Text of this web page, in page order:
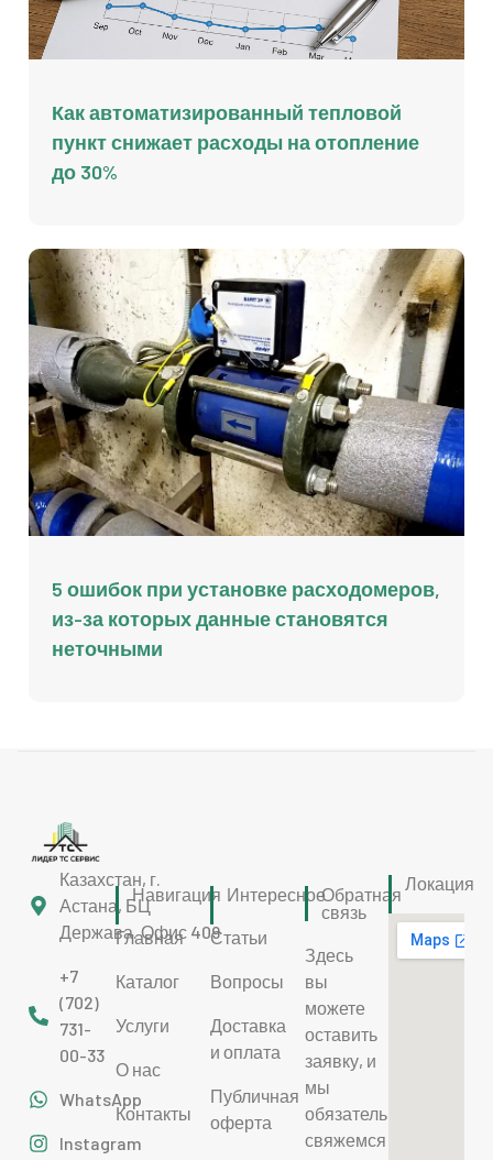
Как автоматизированный тепловой
пункт снижает расходы на отопление
до 30%
5 ошибок при установке расходомеров,
из-за которых данные становятся
неточными
Казахстан, г.
Астана, БЦ
Держава. Офис 409
+7
(702)
731-
00-33
WhatsApp
Instagram
Навигация
Главная
Каталог
Услуги
О нас
Контакты
Интересное
Статьи
Вопросы
Доставка
и оплата
Публичная
оферта
Обратная
связь
Здесь
вы
можете
оставить
заявку, и
мы
обязательно
свяжемся
Локация